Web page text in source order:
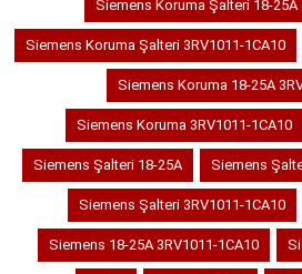
Siemens Koruma Şalteri 18-25A
Siemens Koruma Şalteri 3RV1011-1CA10
Siemens Koruma 18-25A
Siemens Koruma 3RV1011-1CA10
Siemens Şalteri 18-25A Siemens
Siemens Şalteri 3RV1011-1CA10
Siemens 18-25A 3RV1011-1CA10